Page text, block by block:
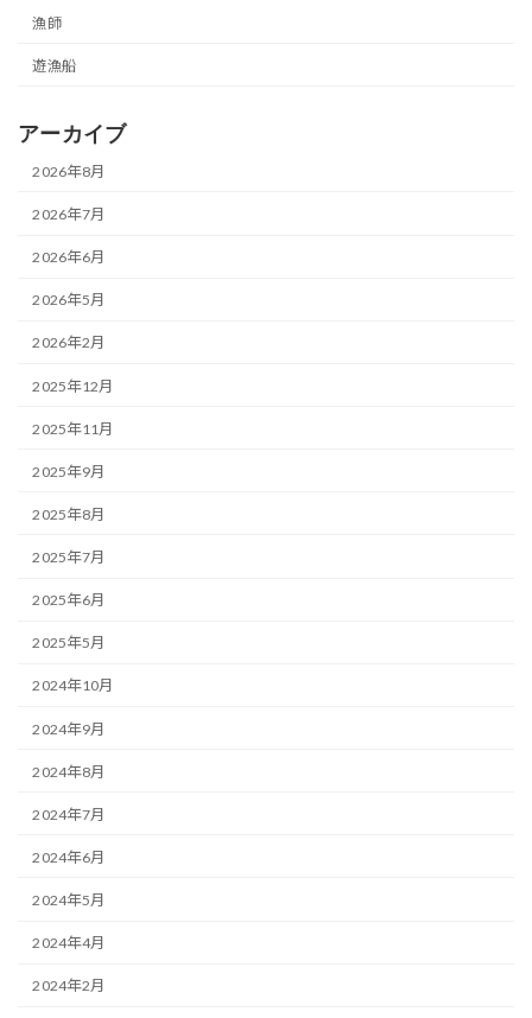
漁師
遊漁船
アーカイブ
2026年8月
2026年7月
2026年6月
2026年5月
2026年2月
2025年12月
2025年11月
2025年9月
2025年8月
2025年7月
2025年6月
2025年5月
2024年10月
2024年9月
2024年8月
2024年7月
2024年6月
2024年5月
2024年4月
2024年2月